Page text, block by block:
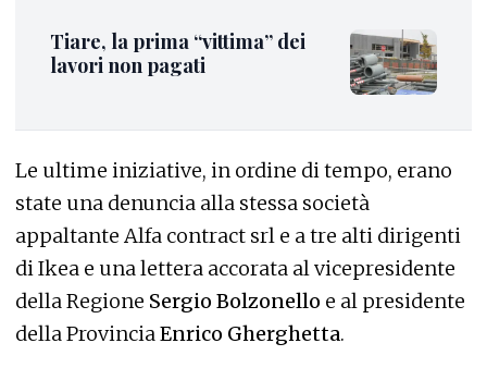
Tiare, la prima “vittima” dei
lavori non pagati
Le ultime iniziative, in ordine di tempo, erano
state una denuncia alla stessa società
appaltante Alfa contract srl e a tre alti dirigenti
di Ikea e una lettera accorata al vicepresidente
della Regione Sergio Bolzonello e al presidente
della ProvinciaEnrico Gherghetta.